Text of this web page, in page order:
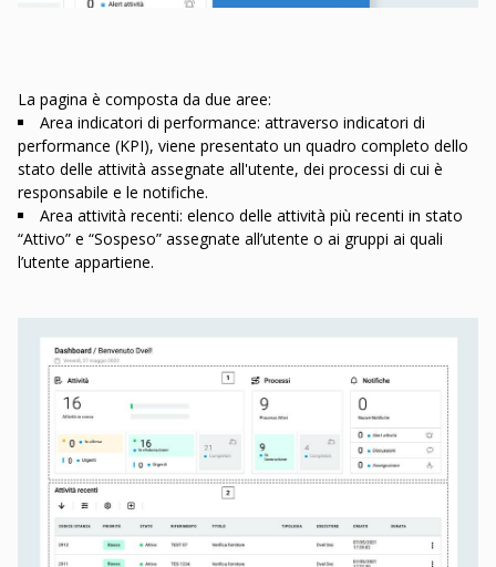
La pagina è composta da due aree:
Area indicatori di performance: attraverso indicatori di
performance (KPI), viene presentato un quadro completo dello
stato delle attività assegnate all'utente, dei processi di cui è
responsabile e le notifiche.
Area attività recenti: elenco delle attività più recenti in stato
“Attivo” e “Sospeso” assegnate all’utente o ai gruppi ai quali
l’utente appartiene.